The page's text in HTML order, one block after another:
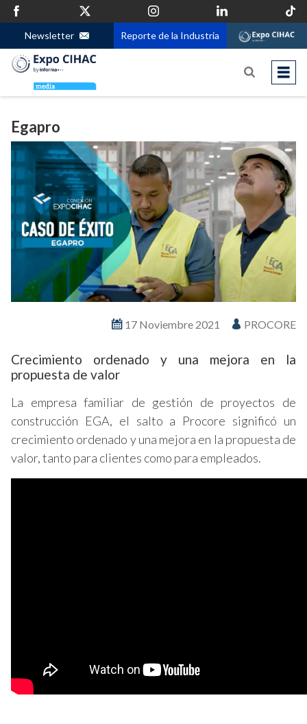
Newsletter Reporte de la Industria
Egapro
17 Noviembre 2021 PROCORE
Crecimiento ordenado y una mejora en la
propuesta de valor
La empresa familiar de gestión de proyectos de
construcción EGA, el salto a Procore significó un
crecimiento ordenado y una mejora en la propuesta de
valor, tanto para clientes como para empleados.